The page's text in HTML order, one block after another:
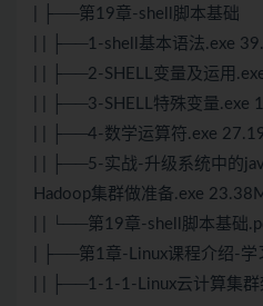
| ├──第19章-shell脚本基础
| | ├──1-shell基本语法.exe
| | ├──2-SHELL变量及运用
| | ├──3-SHELL特殊变量.exe
| | ├──4-数学运算符.exe
| | ├──5-实战-升级系统中的
Hadoop集群做准备.exe
| | └──第19章-shell脚本基础
| ├──第1章-Linux课程介绍-学
| | ├──1-1-1-Linux云计算集群